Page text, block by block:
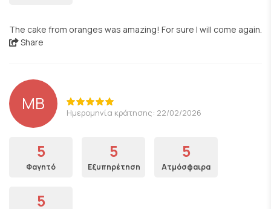
The cake from oranges was amazing! For sure I will come again.
Share
MB Ημερομηνία κράτησης: 22/02/2026
5
Φαγητό
5
Εξυπηρέτηση
5
Ατμόσφαιρα
5